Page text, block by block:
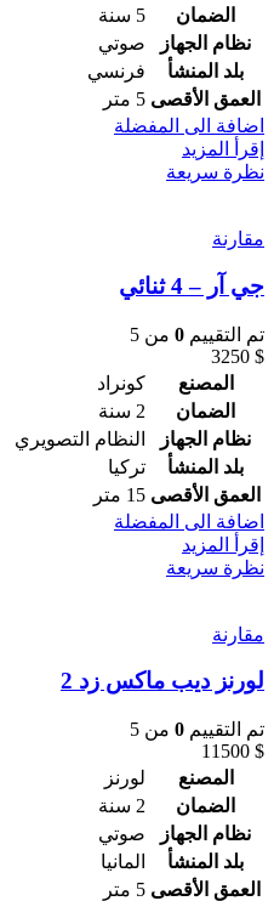
الضمان
5 سنة
نظام الجهاز
صوتي
بلد المنشأ
فرنسي
العمق الأقصى 5 متر
اضافة الى المفضلة
إقرأ المزيد
نظرة سريعة
مقارنة
جي آر – 4 ثنائي
تم التقييم 0 من 5
3250 $
المصنع
كونراد
الضمان
2 سنة
نظام الجهاز
النظام التصويري
بلد المنشأ
تركيا
العمق الأقصى 15 متر
اضافة الى المفضلة
إقرأ المزيد
نظرة سريعة
مقارنة
لورنز ديب ماكس زد 2
تم التقييم 0 من 5
11500 $
المصنع
لورنز
الضمان
2 سنة
نظام الجهاز
صوتي
بلد المنشأ
المانيا
العمق الأقصى 5 متر